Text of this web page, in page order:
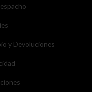
y Devoluciones